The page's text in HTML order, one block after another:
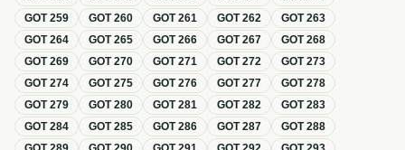
GOT259 GOT260 GOT261 GOT262 GOT263
GOT264 GOT265 GOT266 GOT267 GOT268
GOT269 GOT270 GOT271 GOT272 GOT273
GOT274 GOT275 GOT276 GOT277 GOT278
GOT279 GOT280 GOT281 GOT282 GOT283
GOT284 GOT285 GOT286 GOT287 GOT288